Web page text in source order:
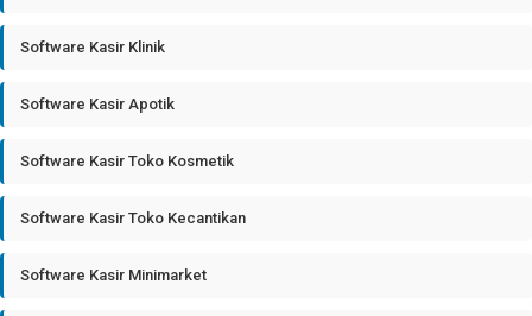
Software Kasir Klinik
Software Kasir Apotik
Software Kasir Toko Kosmetik
Software Kasir Toko Kecantikan
Software Kasir Minimarket